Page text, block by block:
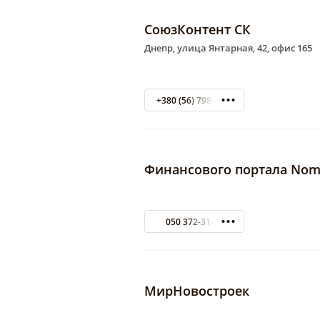
СоюзКонтент СК
Днепр, улица Янтарная, 42, офис 165
+380 (56) 798-45-80
Финансового портала
050 372-31-69
МирНовостроек